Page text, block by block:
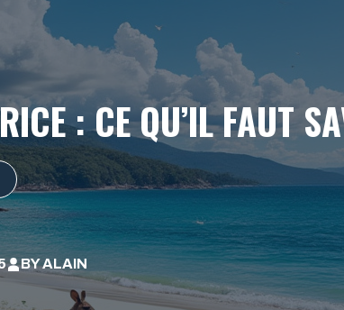
: CE QU’IL FAUT
BYALAIN